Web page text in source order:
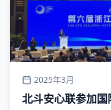
2025年3月
北斗安心联参加